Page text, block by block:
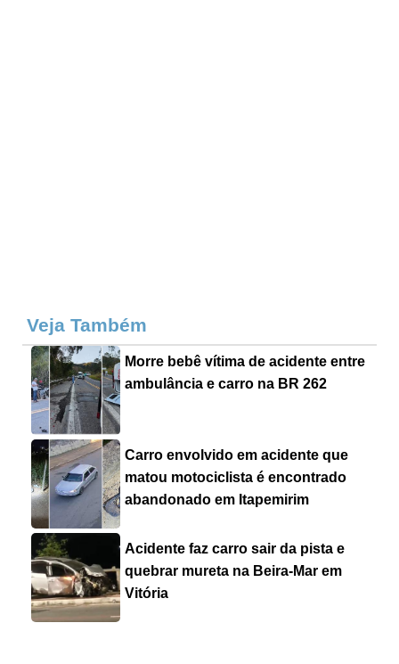
Veja Também
Morre bebê vítima de acidente entre
ambulância e carro na BR 262
Carro envolvido em acidente que
matou motociclista é encontrado
abandonado em Itapemirim
Acidente faz carro sair da pista e
quebrar mureta na Beira-Mar em
Vitória